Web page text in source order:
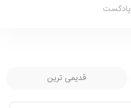
پادکست
قدیمی ترین